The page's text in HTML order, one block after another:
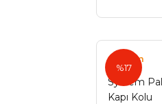
%17
System
System
Kapı Kolu